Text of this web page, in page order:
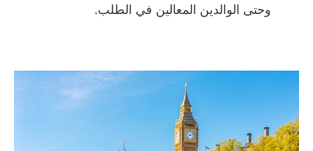
وحتى الوالدين المعالين في الطلب.